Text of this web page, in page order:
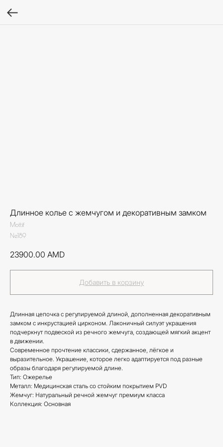
Длинное колье с жемчугом и декоративным замком
Mottif
Ne189
23900.00 AMD
Добавить в корзину
Длинная цепочка с регулируемой длиной, дополненная декоративным
замком с инкрустацией цирконом. Лаконичный силуэт украшения
подчеркнут подвеской из речного жемчуга, создающей мягкий акцент
в движении.
Современное прочтение классики, сдержанное, лёгкое и
выразительное. Украшение, которое легко адаптируется под разные
образы благодаря регулируемой длине.
Тип: Ожерелье
Металл: Медицинская сталь со стойким покрытием PVD
Жемчуг: Натуральный речной жемчуг премиум класса
Коллекция: Основная